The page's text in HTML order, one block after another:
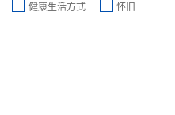
健康生活方式
怀旧